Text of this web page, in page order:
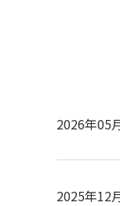
2026年05
2025年12